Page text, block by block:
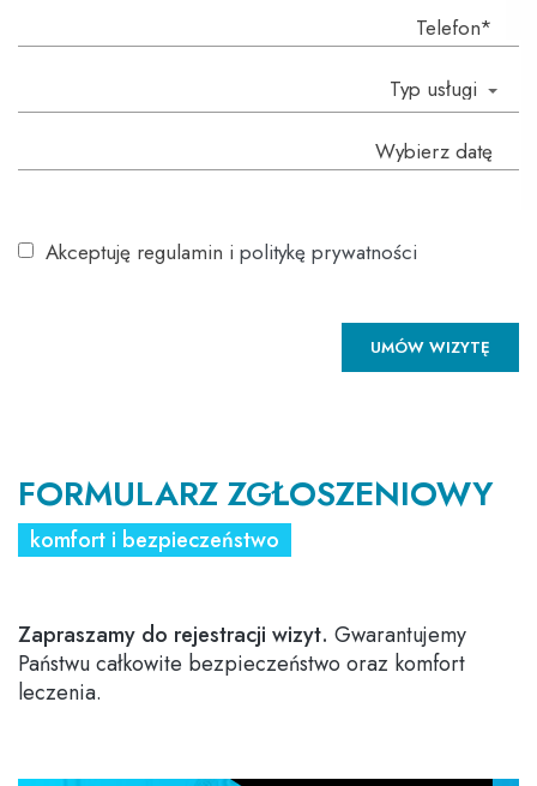
Akceptuję regulamin i politykę prywatności
FORMULARZ ZGŁOSZENIOWY
komfort i bezpieczeństwo
Zapraszamy do rejestracji wizyt. Gwarantujemy
Państwu całkowite bezpieczeństwo oraz komfort
leczenia.